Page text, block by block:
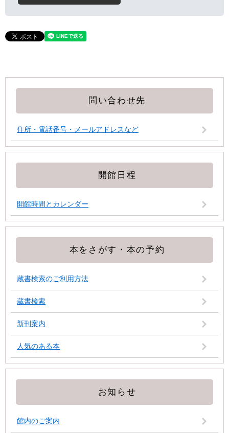
問い合わせ先
住所・電話番号・メールアドレスなど
開館日程
開館時間とカレンダー
本をさがす・本の予約
蔵書検索のご利用方法
蔵書検索
新刊案内
人気のある本
お知らせ
館内のご案内